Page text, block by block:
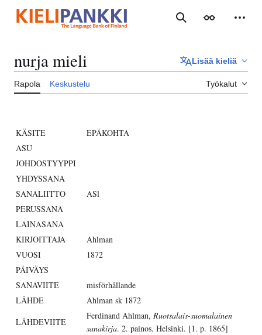
sisältöön
Haku Ulkoasu
nurja mieli Lisää kieliä
Rapola Keskustelu Työkalut
KÄSITE
EPÄKOHTA
ASU
JOHDOSTYYPPI
YHDYSSANA
SANALIITTO
ASl
PERUSSANA
LAINASANA
KIRJOITTAJA
Ahlman
VUOSI
1872
PÄIVÄYS
SANAVIITE
misförhållande
LÄHDE
Ahlman sk 1872
LÄHDEVIITE
Ferdinand Ahlman, Ruotsalais-suomalainen
sanakirja. 2. painos. Helsinki. [1. p. 1865]